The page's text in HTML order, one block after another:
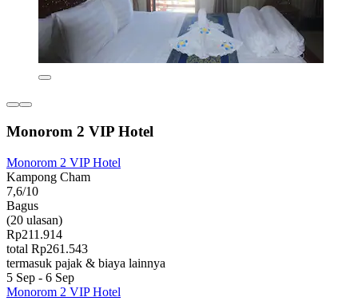
Monorom 2 VIP Hotel
Monorom 2 VIP Hotel
Kampong Cham
7,6/10
Bagus
(20 ulasan)
Rp211.914
total Rp261.543
termasuk pajak & biaya lainnya
5 Sep - 6 Sep
Monorom 2 VIP Hotel